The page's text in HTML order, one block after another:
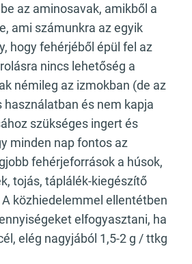
az aminosavak, amikből a
ami számunkra az egyik
hogy fehérjéből épül fel az
nincs lehetőség a
némileg az izmokban (de az
használatban és nem kapja
szükséges ingert és
minden nap fontos az
fehérjeforrások a húsok,
tojás, táplálék-kiegészítő
A közhiedelemmel ellentétben
elfogyasztani, ha
elég nagyjából 1,5-2 g / ttkg